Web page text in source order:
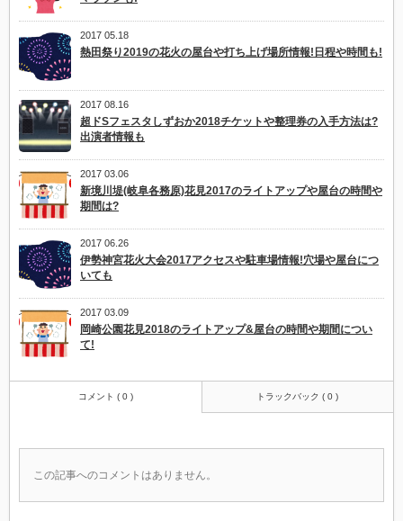
2017 05.18
熱田祭り2019の花火の屋台や打ち上げ場所情報!日程や時間も!
2017 08.16
超ドSフェスタしずおか2018チケットや整理券の入手方法は?
出演者情報も
2017 03.06
新境川堤(岐阜各務原)花見2017のライトアップや屋台の時間や
期間は?
2017 06.26
伊勢神宮花火大会2017アクセスや駐車場情報!穴場や屋台につ
いても
2017 03.09
岡崎公園花見2018のライトアップ&屋台の時間や期間につい
て!
コメント ( 0 ) トラックバック ( 0 )
この記事へのコメントはありません。